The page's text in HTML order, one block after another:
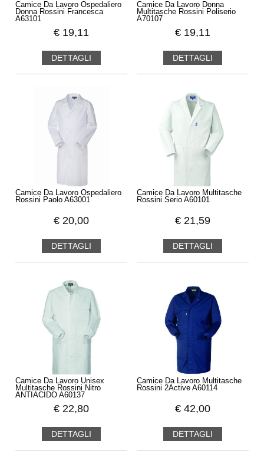
Camice Da Lavoro Ospedaliero
Donna Rossini Francesca
A63101
€ 19,11
DETTAGLI
Camice Da Lavoro Donna
Multitasche Rossini Poliserio
A70107
€ 19,11
DETTAGLI
Camice Da Lavoro Ospedaliero
Rossini Paolo A63001
€ 20,00
DETTAGLI
Camice Da Lavoro Multitasche
Rossini Serio A60101
€ 21,59
DETTAGLI
Camice Da Lavoro Unisex
Multitasche Rossini Nitro
ANTIACIDO A60137
€ 22,80
DETTAGLI
Camice Da Lavoro Multitasche
Rossini 2Active A60114
€ 42,00
DETTAGLI